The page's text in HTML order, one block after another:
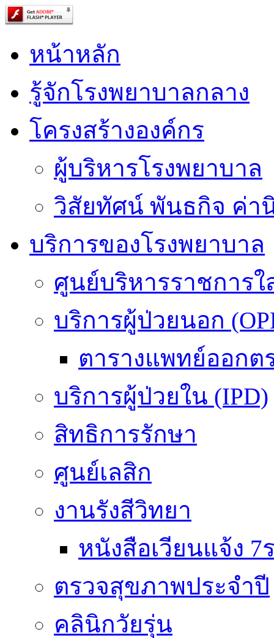
หน้าหลัก
รู้จักโรงพยาบาลกลาง
โครงสร้างองค์กร
ผู้บริหารโรงพยาบาล
วิสัยทัศน์ พันธกิจ ค่า
บริการของโรงพยาบาล
ศูนย์บริหารราชการใ
บริการผู้ป่วยนอก
ตารางแพทย์ออกต
บริการผู้ป่วยใน (IPD)
สิทธิการรักษา
ศูนย์เลสิก
งานรังสีวิทยา
หนังสือเวียนแจ้ง 7
ตรวจสุขภาพประจำปี
คลินิกวัยรุ่น